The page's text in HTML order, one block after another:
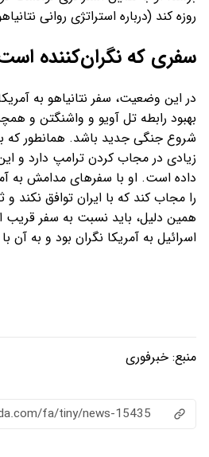
روزه کند (درباره استراتژی روانی
سفری که نگران‌کننده
در این وضعیت، سفر نتانیاهو به
بهبود رابطه تل آویو و واشنگتن و
شروع جنگی جدید باشد. همانطور که
زیادی در مجاب کردن ترامپ دارد و
داده است. او با سفرهای مدامش به
را مجاب کند که با ایران توافق نکند و
همین دلیل، باید نسبت به سفر قریب
اسرائیل به آمریکا نگران بود و به
منبع: خبرفوری
fa/tiny/news-15435